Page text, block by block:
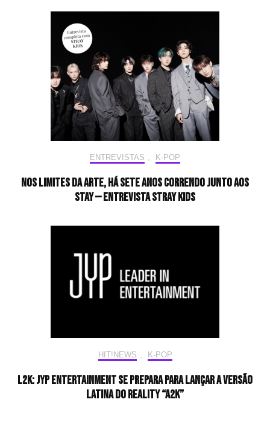
ENTREVISTAS , K-POP
Nos limites da arte, há sete anos correndo junto aos
STAY — Entrevista Stray Kids
HIT!NEWS K-POP
L2K: JYP Entertainment se prepara para lançar a versão
latina do reality “A2K”